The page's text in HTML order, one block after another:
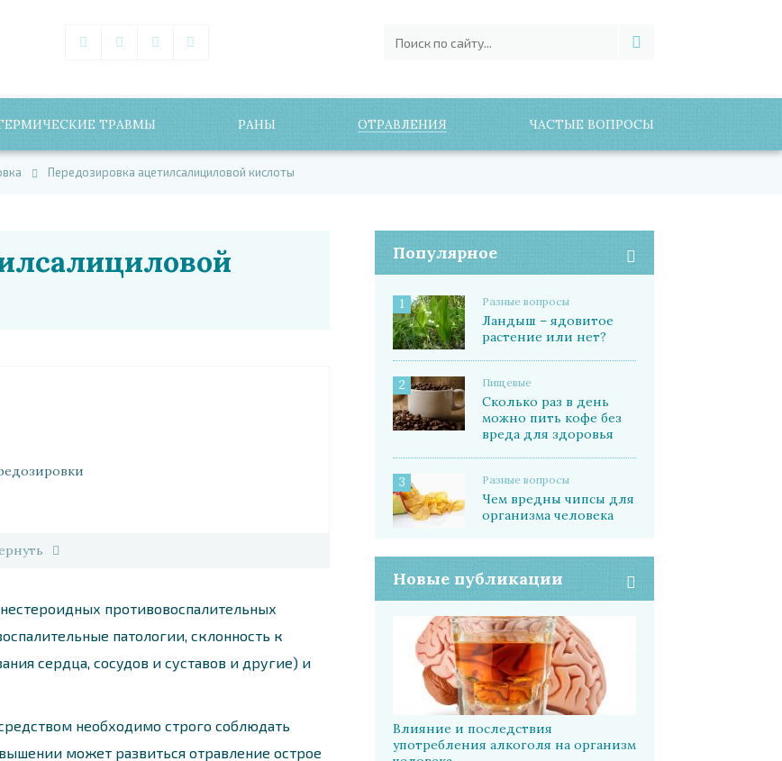
ТРАВМЫ РАНЫ ОТРАВЛЕНИЯ ЧАСТЫЕ ВОПРОСЫ
Передозировка ацетилсалициловой кислоты
противовоспалительных
патологии, склонность к
сердца, сосудов и суставов и другие) и
необходимо строго соблюдать
может развиться отравление острое
Популярное
1 Разные вопросы
Ландыш – ядовитое
растение или нет?
2 Пищевые
Сколько раз в день
можно пить кофе без
вреда для здоровья
3 Разные вопросы
Чем вредны чипсы для
организма человека
Новые публикации
Влияние и последствия
употребления алкоголя на организм